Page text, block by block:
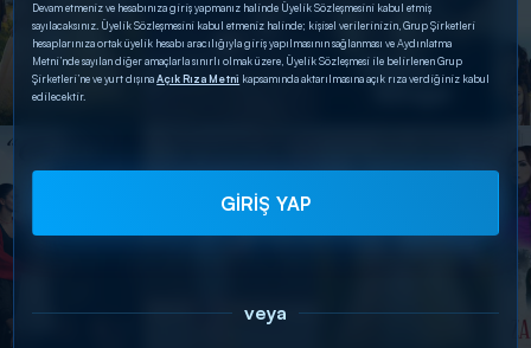
Devam etmeniz ve hesabınıza giriş yapmanız halinde Üyelik Sözleşmesini kabul etmiş
sayılacaksınız. Üyelik Sözleşmesini kabul etmeniz halinde; kişisel verilerinizin, Grup Şirketleri
hesaplarınıza ortak üyelik hesabı aracılığıyla giriş yapılmasının sağlanması ve Aydınlatma
Metni’nde sayılan diğer amaçlarla sınırlı olmak üzere, Üyelik Sözleşmesi ile belirlenen Grup
Şirketleri’ne ve yurt dışınaAçık Rıza Metni kapsamında aktarılmasına açık rıza verdiğiniz kabul
edilecektir.
GİRİŞ YAP
veya